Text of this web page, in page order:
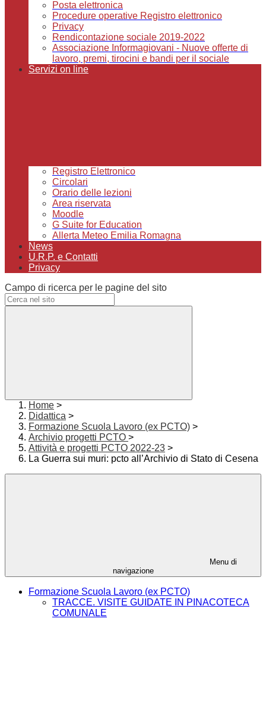
Posta elettronica
Procedure operative Registro elettronico
Privacy
Rendicontazione sociale 2019-2022
Associazione Informagiovani - Nuove offerte di
lavoro, premi, tirocini e bandi per il sociale
Servizi on line
Registro Elettronico
Circolari
Orario delle lezioni
Area riservata
Moodle
G Suite for Education
Allerta Meteo Emilia Romagna
News
U.R.P. e Contatti
Privacy
Campo di ricerca per le pagine del sito
Home >
Didattica >
Formazione Scuola Lavoro (ex PCTO) >
Archivio progetti PCTO >
Attività e progetti PCTO 2022-23 >
La Guerra sui muri: pcto all’Archivio di Stato di Cesena
Menu di
navigazione
Formazione Scuola Lavoro (ex PCTO)
TRACCE. VISITE GUIDATE IN PINACOTECA
COMUNALE